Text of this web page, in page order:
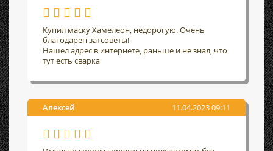
Купил маску Хамелеон, недорогую. Очень
благодарен затсоветы!
Нашел адрес в интернете, раньше и не знал, что
тут есть сварка
Алексей 11.04.2023 09:11